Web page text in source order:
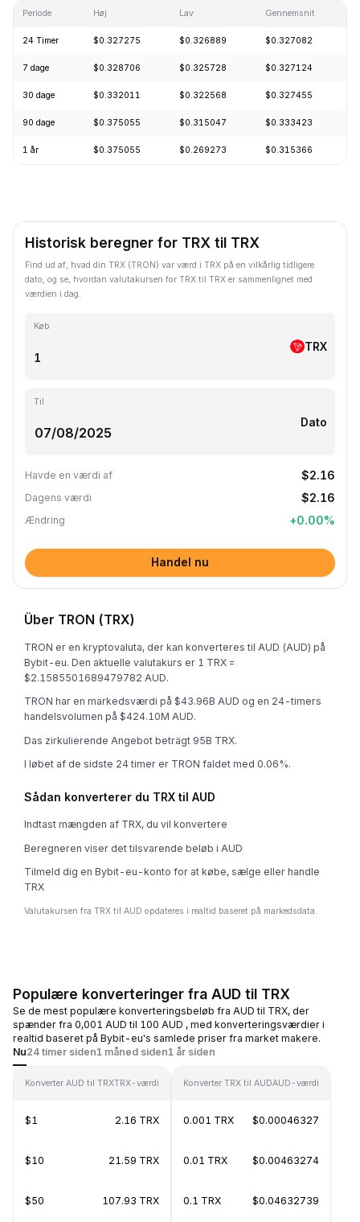
Periode Høj Lav Gennemsnit
24 Timer $0.327275 $0.326889 $0.327082
7 dage $0.328706 $0.325728 $0.327124
30 dage $0.332011 $0.322568 $0.327455
90 dage $0.375055 $0.315047 $0.333423
1 år $0.375055 $0.269273 $0.315366
Historisk beregner for TRX til TRX
Find ud af, hvad din TRX (TRON) var værd i TRX på en vilkårlig tidligere
dato, og se, hvordan valutakursen for TRX til TRX er sammenlignet med
værdien i dag.
Køb
TRX
Til
Dato
Havde en værdi af $2.16
Dagens værdi $2.16
Ændring +0.00%
Handel nu
Über TRON (TRX)
TRON er en kryptovaluta, der kan konverteres til AUD (AUD) på
Bybit-eu. Den aktuelle valutakurs er 1 TRX =
$2.1585501689479782 AUD.
TRON har en markedsværdi på $43.96B AUD og en 24-timers
handelsvolumen på $424.10M AUD.
Das zirkulierende Angebot beträgt 95B TRX.
I løbet af de sidste 24 timer er TRON faldet med 0.06%.
Sådan konverterer du TRX til AUD
Indtast mængden af TRX, du vil konvertere
Beregneren viser det tilsvarende beløb i AUD
Tilmeld dig en Bybit-eu-konto for at købe, sælge eller handle
TRX
Valutakursen fra TRX til AUD opdateres i realtid baseret på markedsdata.
Populære konverteringer fra AUD til TRX
Se de mest populære konverteringsbeløb fra AUD til TRX, der
spænder fra 0,001 AUD til 100 AUD , med konverteringsværdier i
realtid baseret på Bybit-eu's samlede priser fra market makere.
Nu24 timer siden1 måned siden1 år siden
Konverter AUD til TRXTRX-værdi
$1 2.16 TRX
$10 21.59 TRX
$50 107.93 TRX
Konverter TRX til AUDAUD-værdi
0.001 TRX $0.00046327
0.01 TRX $0.00463274
0.1 TRX $0.04632739